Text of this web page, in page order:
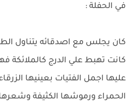
في الحفلة :
كان يجلس مع اصدقائه يتناول
كانت تهبط علي الدرج كالملائكة
عليها اجمل الفتيات بعينيها
الحمراء ورموشها الكثيفة وشعرها